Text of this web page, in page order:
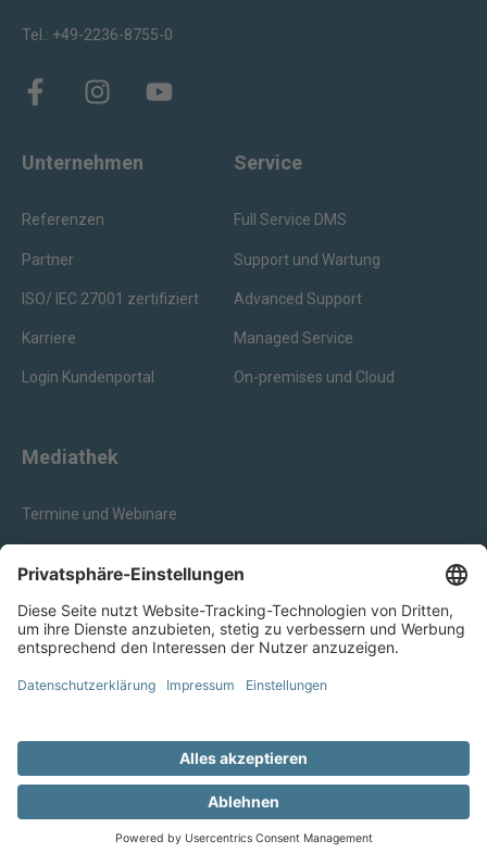
Tel.: +49-2236-8755-0
Unternehmen
Referenzen
Partner
ISO/ IEC 27001 zertifiziert
Karriere
Login Kundenportal
Service
Full Service DMS
Support und Wartung
Advanced Support
Managed Service
On-premises und Cloud
Mediathek
Termine und Webinare
Blog
© 2026 PAPERLESS-SOLUTIONS GmbH
Datenschutzhinweise